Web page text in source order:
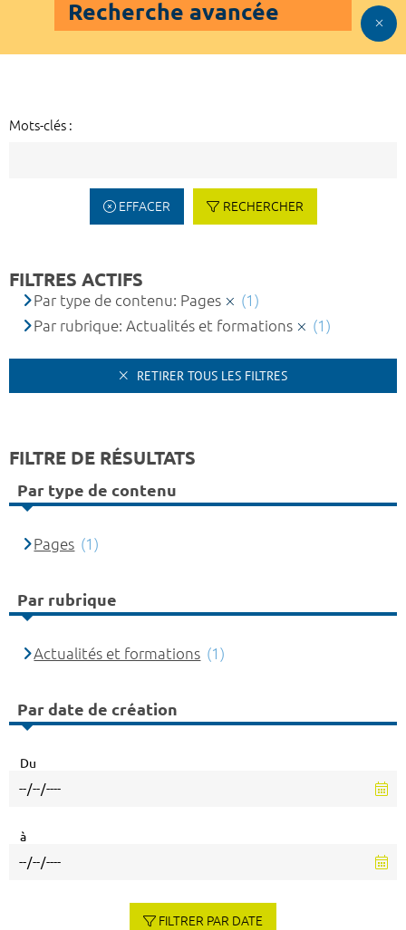
Recherche avancée
Mots-clés :
EFFACER RECHERCHER
FILTRES ACTIFS
Par type de contenu: Pages
(1)
Par rubrique: Actualités et formations
(1)
RETIRER TOUS LES FILTRES
FILTRE DE RÉSULTATS
Par type de contenu
Pages (1)
Par rubrique
Actualités et formations (1)
Par date de création
Du
à
FILTRER PAR DATE